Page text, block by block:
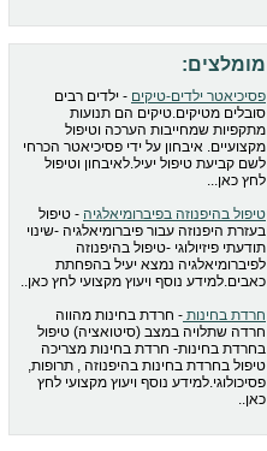
מומלצים:
פסיכיאטר ילדים-טיקים - ילדים רבים
סובלים מטיקים.טיקים הם תנועות
מתקפיות שמחייבות הערכה וטיפול
מקצועיים. איבחון על ידי פסיכיאטר הכרחי
לשם קביעת טיפול יעיל.לאיבחון וטיפול
לחץ כאן...
טיפול בהיפנוזה בפיברומיאלגיה - טיפול
בעזרת היפנוזה עבור פיברומיאלגיה -שינוי
תודעתי פיזיולוגי -טיפול בהיפנוזה
לפיברומיאלגיה נמצא יעיל בהפחתת
כאבים.למידע נוסף ויעוץ מקצועי לחץ כאן..
חרדת בחינות - חרדת בחינות מהווה
חרדה שתלויה במצב (סיטואציה) טיפול
בחרדת בחינות- חרדת בחינות מצריכה
טיפול בחרדת בחינות בהיפנוזה , תרופות,
פסיכולוגי.למידע נוסף ויעוץ מקצועי לחץ
כאן..